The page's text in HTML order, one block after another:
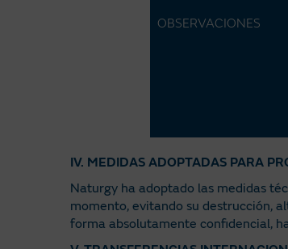
OBSERVACIONES
IV. MEDIDAS ADOPTADAS PARA
Naturgy ha adoptado las medidas
momento, evitando su destrucción,
forma absolutamente confidencial,